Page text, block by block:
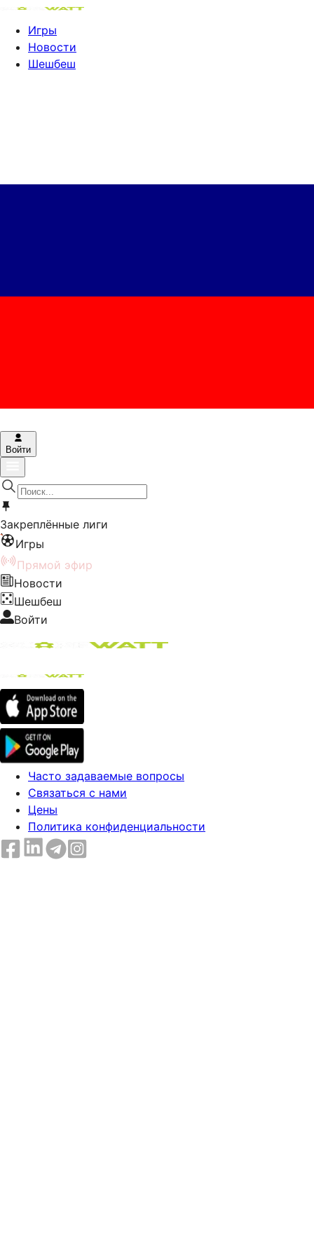
Игры
Новости
Шешбеш
Войти
Закреплённые лиги
Игры
Прямой эфир
Новости
Шешбеш
Войти
Часто задаваемые вопросы
Связаться с нами
Цены
Политика конфиденциальности